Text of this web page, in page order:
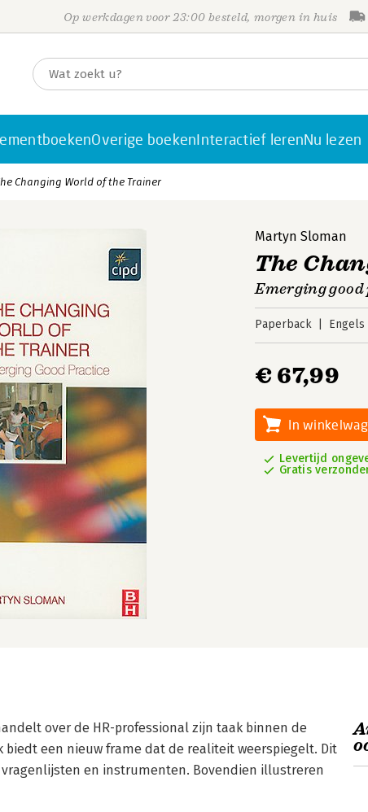
Op werkdagen voor 23:00 besteld, morgen in huis
Overige boekenInteractief lerenNu lezen
Changing World of the Trainer
Martyn Sloman
The
Emerging
Paperback Engels
€ 67,99
In
Levertijd
Gratis
over de HR-professional zijn taak binnen de
een nieuw frame dat de realiteit weerspiegelt. Dit
en instrumenten. Bovendien illustreren